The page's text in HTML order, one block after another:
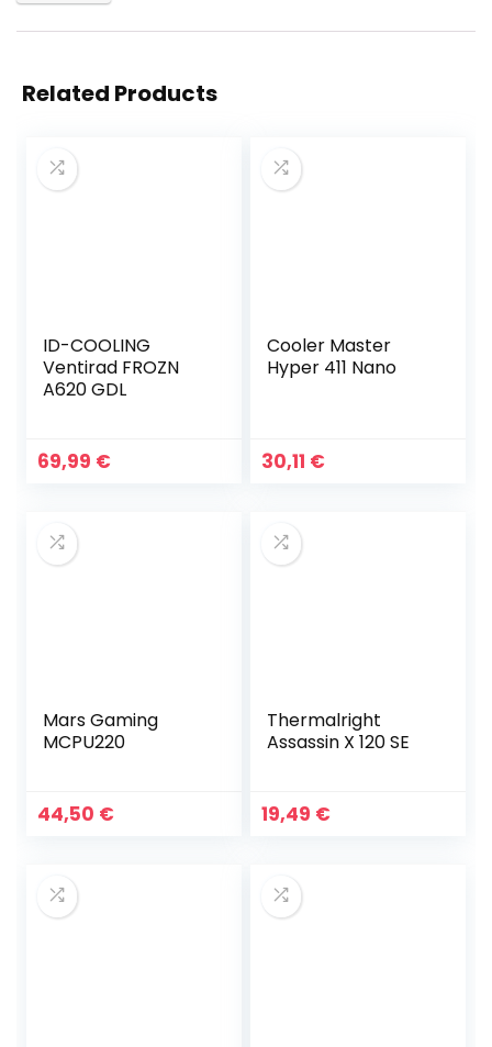
Related Products
ID-COOLING
Ventirad FROZN
A620 GDL
69,99 €
Cooler Master
Hyper 411 Nano
30,11 €
Mars Gaming
MCPU220
44,50 €
Thermalright
Assassin X 120 SE
19,49 €